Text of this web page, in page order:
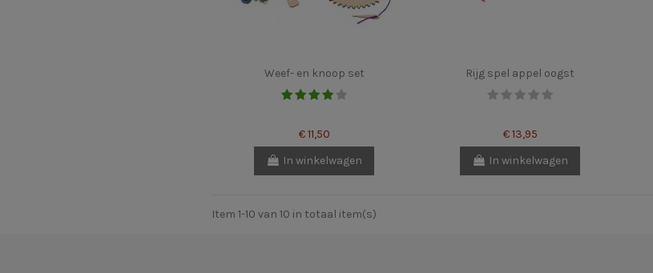
Weef- en knoop set
€ 11,50
In winkelwagen
Rijg spel appel oogst
€ 13,95
In winkelwagen
Item 1-10 van 10 in totaal item(s)